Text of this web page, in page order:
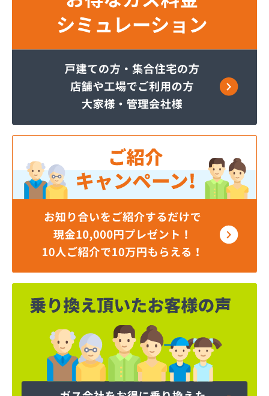
伊藤忠エネクスホームライフ西日本株式会社 広島
伊藤忠エネクスホームライフ西日本株式会社 本
社・営業部
加計燃料株式会社 広島営業所
可部ガス販売株式会社
角本商店
株式会社エルピーガスネット配送センター
株式会社ガスセンター広島・充填所直通
株式会社ガスパル広島販売所
株式会社キムラ
株式会社サンオート
株式会社シティガス広島
株式会社たかまガス
株式会社ナカガワプロパン
株式会社ナカガワプロパン 古市支店
株式会社ナカガワプロパン 焼山支店
株式会社ホームエネルギー 山陽三原デポ
株式会社もみじ商事
株式会社安田無線
株式会社奥川商店
株式会社丸善商会
株式会社丸善商会